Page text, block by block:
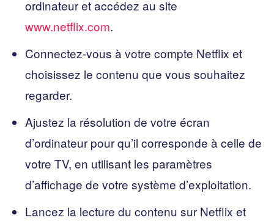
ordinateur et accédez au site
www.netflix.com.
Connectez-vous à votre compte Netflix et
choisissez le contenu que vous souhaitez
regarder.
Ajustez la résolution de votre écran
d’ordinateur pour qu’il corresponde à celle de
votre TV, en utilisant les paramètres
d’affichage de votre système d’exploitation.
Lancez la lecture du contenu sur Netflix et